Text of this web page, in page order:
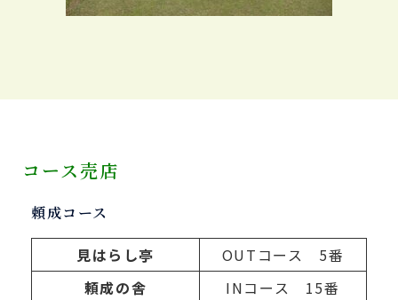
コース売店
頼成コース
見はらし亭
OUTコース 5番
頼成の舎
INコース 15番